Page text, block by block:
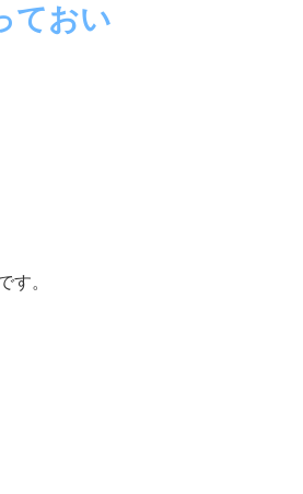
ておい
す。